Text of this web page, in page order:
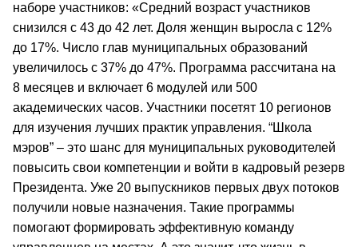
наборе участников: «Средний возраст участников
снизился с 43 до 42 лет. Доля женщин выросла с 12%
до 17%. Число глав муниципальных образований
увеличилось с 37% до 47%. Программа рассчитана на
8 месяцев и включает 6 модулей или 500
академических часов. Участники посетят 10 регионов
для изучения лучших практик управления. “Школа
мэров” – это шанс для муниципальных руководителей
повысить свои компетенции и войти в кадровый резерв
Президента. Уже 20 выпускников первых двух потоков
получили новые назначения. Такие программы
помогают формировать эффективную команду